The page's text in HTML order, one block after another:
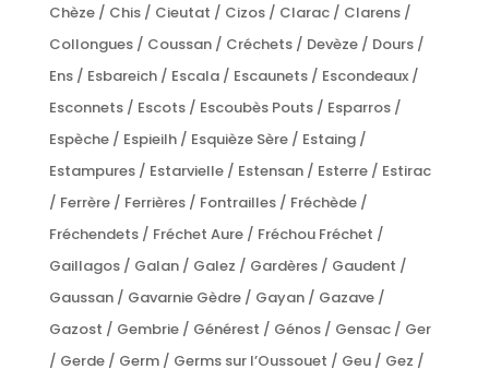
Chèze / Chis / Cieutat / Cizos / Clarac / Clarens /
Collongues / Coussan / Créchets / Devèze / Dours /
Ens / Esbareich / Escala / Escaunets / Escondeaux /
Esconnets / Escots / Escoubès Pouts / Esparros /
Espèche / Espieilh / Esquièze Sère / Estaing /
Estampures / Estarvielle / Estensan / Esterre / Estirac
/ Ferrère / Ferrières / Fontrailles / Fréchède /
Fréchendets / Fréchet Aure / Fréchou Fréchet /
Gaillagos / Galan / Galez / Gardères / Gaudent /
Gaussan / Gavarnie Gèdre / Gayan / Gazave /
Gazost / Gembrie / Générest / Génos / Gensac / Ger
/ Gerde / Germ / Germs sur l’Oussouet / Geu / Gez /